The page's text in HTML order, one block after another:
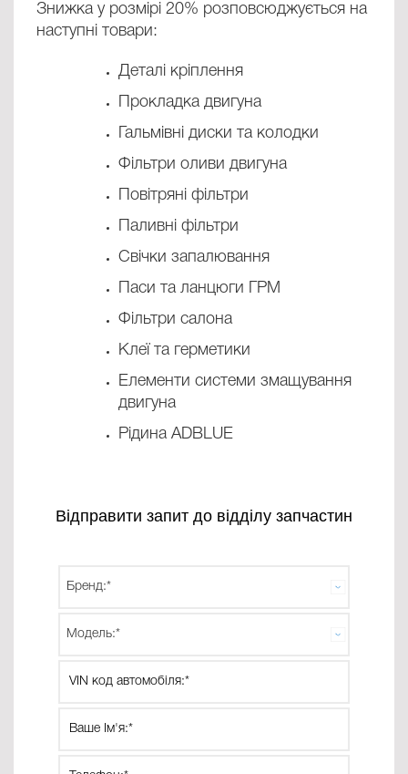
Знижка у розмірі 20% розповсюджується на
наступні товари:
Деталі кріплення
Прокладка двигуна
Гальмівні диски та колодки
Фільтри оливи двигуна
Повітряні фільтри
Паливні фільтри
Свічки запалювання
Паси та ланцюги ГРМ
Фільтри салона
Клеї та герметики
Елементи системи змащування
двигуна
Рідина ADBLUE
Відправити запит до відділу запчастин